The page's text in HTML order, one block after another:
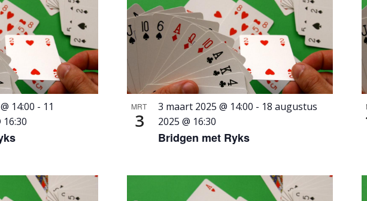
14:00 - 11
MRT
3
Bridgen met Ryks
3 maart 2025 @ 14:00 - 18 augustus
2025 @ 16:30